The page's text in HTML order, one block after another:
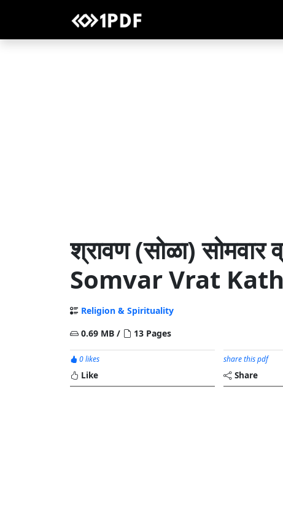
श्रावण (सोळा) सोमवार
Somvar Vrat
Religion & Spirituality
0.69 MB /
13 Pages
0 likes
Like
share this pdf
Share